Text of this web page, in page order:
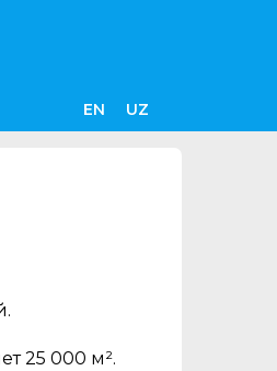
EN UZ
25 000 м².